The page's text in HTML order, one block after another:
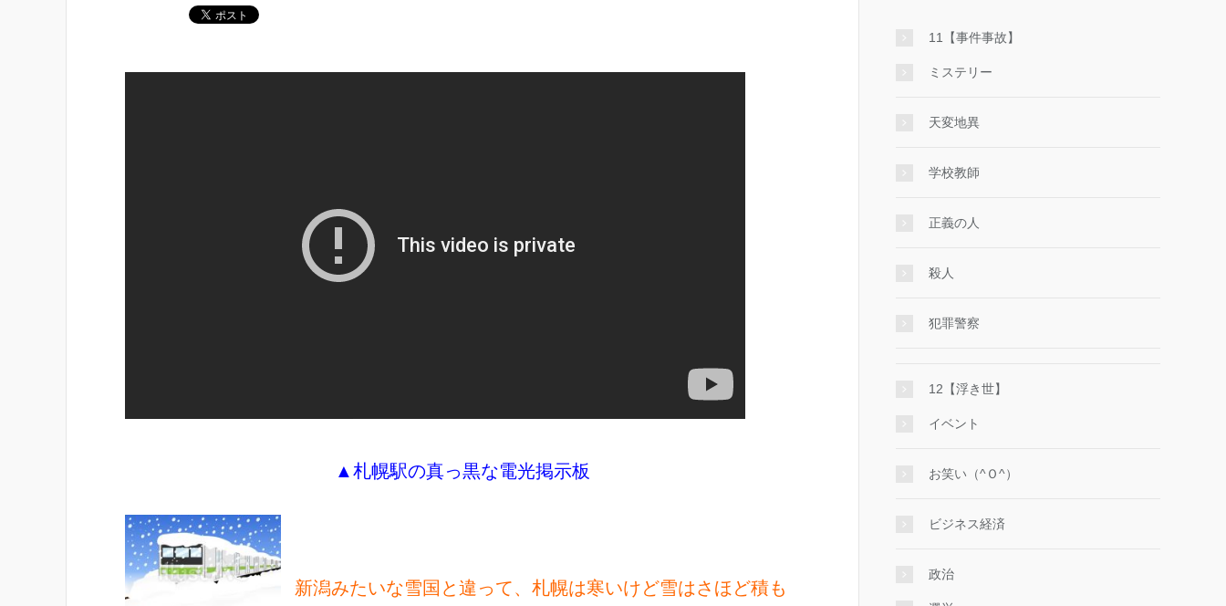
▲札幌駅の真っ黒な電光掲示板
新潟みたいな雪国と違って、札幌は寒いけど雪はさほど積も
11【事件事故】
ミステリー
天変地異
学校教師
正義の人
殺人
犯罪警察
12【浮き世】
イベント
お笑い（^Ｏ^）
ビジネス経済
政治